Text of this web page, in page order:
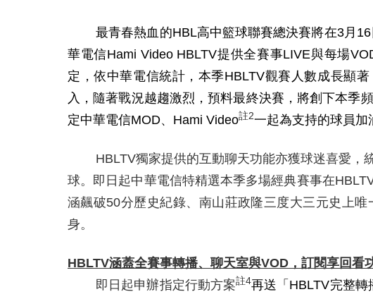
最青春熱血的HBL高中籃球聯賽總決賽將在3月 16
華電信Hami Video HBLTV提供全賽事LIVE與每場
定，依中華電信統計，本季HBLTV觀賽人數成長顯
入，隨著戰況越趨激烈，預料最終決賽，將創下本季頻
定中華電信MOD、 Hami Video註2一起為支持的球員加
HBLTV獨家提供的互動聊天功能亦獲球迷喜愛 ，
球。即日起中華電信特精選本季多場經典賽事在
涵飆破50分歷史紀錄、南山莊政隆三度大三元史上
身。
HBLTV涵蓋全賽事轉播、聊天室與VOD ，訂閱享回看
即日起申辦指定行動方案註4再送「HBLTV完整